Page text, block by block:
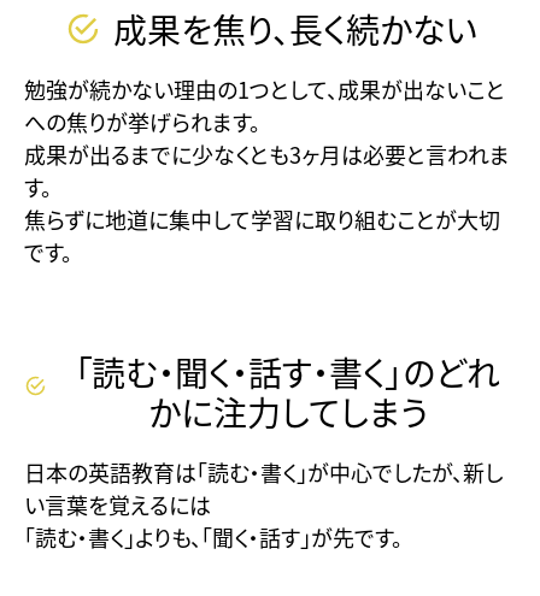
成果を焦り、長く続かない
勉強が続かない理由の1つとして、成果が出ないこと
への焦りが挙げられます。
成果が出るまでに少なくとも3ヶ月は必要と言われま
す。
焦らずに地道に集中して学習に取り組むことが大切
です。
「読む・聞く・話す・書く」のどれ
かに注力してしまう
日本の英語教育は「読む・書く」が中心でしたが、新し
い言葉を覚えるには
「読む・書く」よりも、「聞く・話す」が先です。